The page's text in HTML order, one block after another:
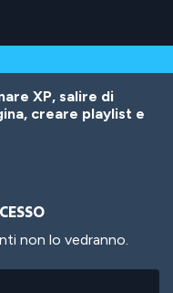
XP, salire di
creare playlist e
non lo vedranno.